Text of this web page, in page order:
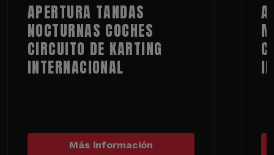
APERTURA TANDAS
NOCTURNAS COCHES
CIRCUITO DE KARTING
INTERNACIONAL
Más información